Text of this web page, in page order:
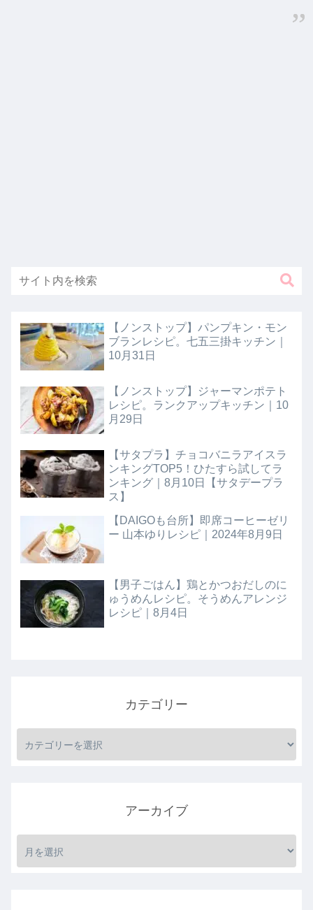
【ノンストップ】パンプキン・モン
ブランレシピ。七五三掛キッチン｜
10月31日
【ノンストップ】ジャーマンポテト
レシピ。ランクアップキッチン｜10
月29日
【サタプラ】チョコバニラアイスラ
ンキングTOP5！ひたすら試してラ
ンキング｜8月10日【サタデープラ
ス】
【DAIGOも台所】即席コーヒーゼリ
ー 山本ゆりレシピ｜2024年8月9日
【男子ごはん】鶏とかつおだしのに
ゅうめんレシピ。そうめんアレンジ
レシピ｜8月4日
カテゴリー
アーカイブ